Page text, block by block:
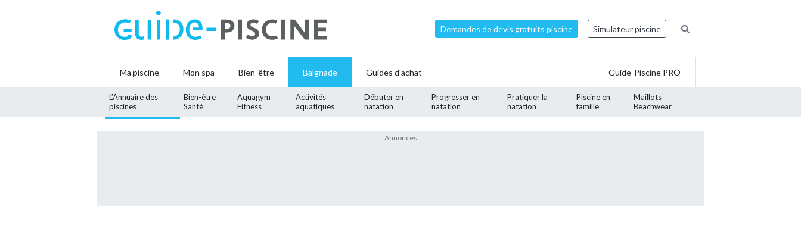
Demandes de devis gratuits piscine Simulateur piscine
Ma piscine Mon spa Bien-être Baignade
L’Annuaire des
piscines
Bien-être
Santé
Aquagym
Fitness
Activités
aquatiques
Débuter en
natation
Progresser en
natation
Pratiquer la
natation
Piscine en
famille
Maillots
Beachwear
Guides d'achat Guide-Piscine PRO